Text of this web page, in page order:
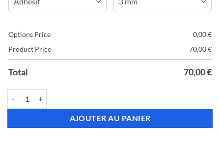
Options Price 0,00€
Product Price
70,00€
Total 70,00€
AJOUTER AU PANIER